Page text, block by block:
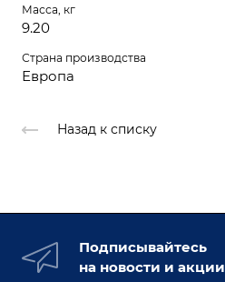
Масса, кг
9.20
Страна производства
Европа
Назад к списку
Подписывайтесь
на новости и акции